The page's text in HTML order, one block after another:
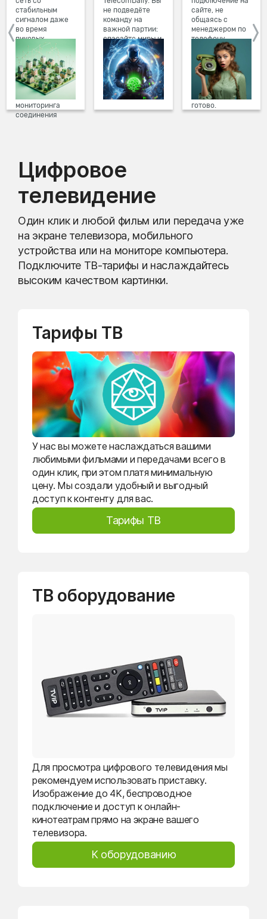
стабильным
сигналом даже
во время
пиковых
нагрузок в
вечернее время.
Мы постоянно
обновляем наше
оборудование в
домах, а система
мониторинга
соединения
не подведёте
команду на
важной партии:
спасайте миры и
побеждайте с
друзьями в
онлайн-играх.
сайте, не
общаясь с
менеджером по
телефону.
Просто в три
клика заполните
форму заявки на
сайте, выберите
дату и время
подключения,
готово.
Цифровое
телевидение
Один клик и любой фильм или передача уже
на экране телевизора, мобильного
устройства или на мониторе компьютера.
Подключите ТВ-тарифы и наслаждайтесь
высоким качеством картинки.
Тарифы ТВ
У нас вы можете наслаждаться вашими
любимыми фильмами и передачами всего в
один клик, при этом платя минимальную
цену. Мы создали удобный и выгодный
доступ к контенту для вас.
Тарифы ТВ
ТВ оборудование
Для просмотра цифрового телевидения мы
рекомендуем использовать приставку.
Изображение до 4K, беспроводное
подключение и доступ к онлайн-
кинотеатрам прямо на экране вашего
телевизора.
К оборудованию